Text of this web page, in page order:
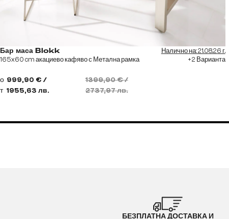
Бар маса Blokk
165x60 cm акациево кафяво с Метална рамка
о
т
999,90 € /
1955,63 лв.
1399,90 € /
2737,97 лв.
Налично на: 21.08.26 г.
+2 Варианта
БЕЗПЛАТНА ДОСТАВКА И